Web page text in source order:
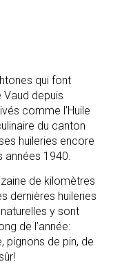
qui font
depuis
comme l’Huile
du canton
huileries encore
années 1940.
de kilomètres
dernières huileries
y sont
de l’année:
pignons de pin, de